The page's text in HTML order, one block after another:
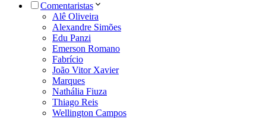
Comentaristas
Alê Oliveira
Alexandre Simões
Edu Panzi
Emerson Romano
Fabrício
João Vitor Xavier
Marques
Nathália Fiuza
Thiago Reis
Wellington Campos